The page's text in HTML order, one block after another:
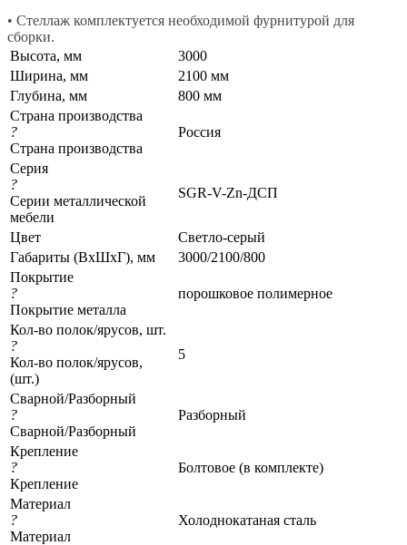
• Стеллаж комплектуется необходимой фурнитурой для
сборки.
Высота, мм
3000
Ширина, мм
2100 мм
Глубина, мм
800 мм
Страна производства
?
Страна производства
Россия
Серия
?
Серии металлической
мебели
SGR-V-Zn-ДСП
Цвет
Светло-серый
Габариты (ВхШхГ), мм
3000/2100/800
Покрытие
?
Покрытие металла
порошковое полимерное
Кол-во полок/ярусов, шт.
?
Кол-во полок/ярусов,
(шт.)
5
Сварной/Разборный
?
Сварной/Разборный
Разборный
Крепление
?
Крепление
Болтовое (в комплекте)
Материал
?
Материал
Холоднокатаная сталь